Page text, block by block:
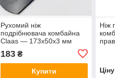
Рухомий ніж
подрібнювача комбайна
Claas — 173х50х3 мм
183₴
Купити
Ніж